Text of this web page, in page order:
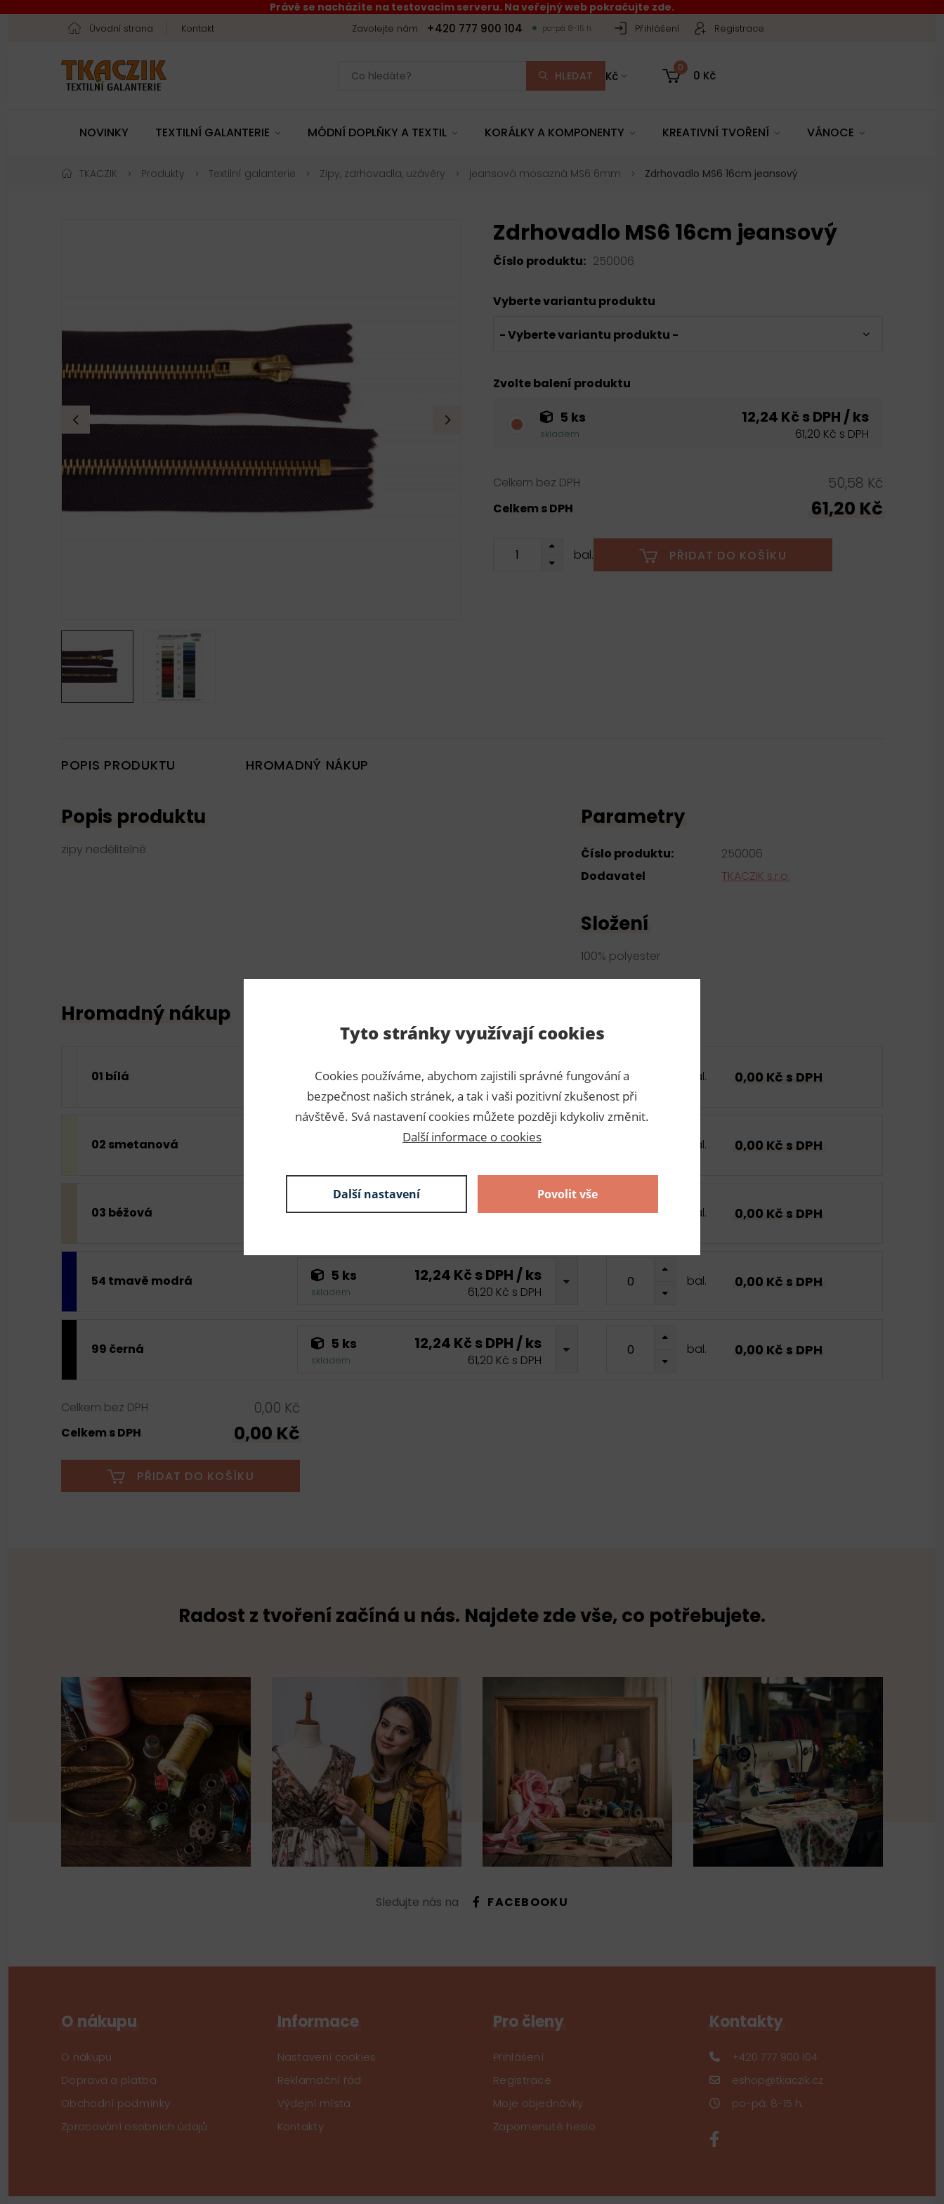
Právě se nacházíte na testovacím serveru. Na veřejný web pokračujte zde.
Úvodní strana Kontakt Zavolejte nám +420 777 900 104 po-pá 8-15 h. Přihlášení Registrace
HLEDAT Kč
0
0 Kč
NOVINKY TEXTILNÍ GALANTERIE MÓDNÍ DOPLŇKY A TEXTIL KORÁLKY A KOMPONENTY KREATIVNÍ TVOŘENÍ VÁNOCE
TKACZIK Produkty Textilní galanterie Zipy, zdrhovadla, uzávěry jeansová mosazná MS6 6mm Zdrhovadlo MS6 16cm jeansový
Zdrhovadlo MS6 16cm jeansový
Číslo produktu: 250006
Vyberte variantu produktu
- Vyberte variantu produktu -
Zvolte balení produktu
5 ks
skladem
12,24 Kč s DPH / ks
61,20 Kč s DPH
Celkem bez DPH 50,58 Kč
Celkem s DPH 61,20 Kč
bal. PŘIDAT DO KOŠÍKU
POPIS PRODUKTU HROMADNÝ NÁKUP
Popis produktu
zipy nedělitelné
Parametry
Číslo produktu:
250006
Dodavatel
TKACZIK s.r.o.
Složení
100% polyester
Hromadný nákup
01 bílá 5 ks 12,24 Kč s DPH / ks
61,20 Kč s DPH
bal. 0,00 Kč s DPH
02 smetanová 12,24 Kč s DPH / ks bal. 0,00 Kč s DPH
03 béžová 12,24 Kč s DPH / ks bal. 0,00 Kč s DPH
54 tmavě modrá 5 ks
skladem
12,24 Kč s DPH / ks
61,20 Kč s DPH
bal. 0,00 Kč s DPH
99 černá 5 ks
skladem
12,24 Kč s DPH / ks
61,20 Kč s DPH
bal. 0,00 Kč s DPH
Celkem bez DPH 0,00 Kč
Celkem s DPH 0,00 Kč
PŘIDAT DO KOŠÍKU
Radost z tvoření začíná u nás. Najdete zde vše, co potřebujete.
Sledujte nás na FACEBOOKU
O nákupu
O nákupu
Doprava a platba
Obchodní podmínky
Zpracování osobních údajů
Informace
Nastavení cookies
Reklamační řád
Výdejní místa
Kontakty
Pro členy
Přihlášení
Registrace
Moje objednávky
Zapomenuté heslo
Kontakty
+420 777 900 104
eshop@tkaczik.cz
po-pá: 8-15 h.
Tyto stránky využívají cookies
Cookies používáme, abychom zajistili správné fungování a
bezpečnost našich stránek, a tak i vaši pozitivní zkušenost při
návštěvě. Svá nastavení cookies můžete později kdykoliv změnit.
Další informace o cookies
Další nastavení Povolit vše